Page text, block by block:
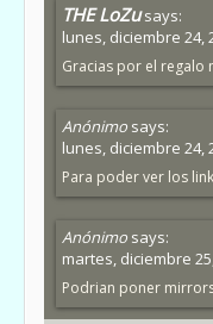
THE LoZu says:
lunes, diciembre 24,
Gracias por el regalo
Anónimo says:
lunes, diciembre 24,
Para poder ver los
Anónimo says:
martes, diciembre
Podrian poner